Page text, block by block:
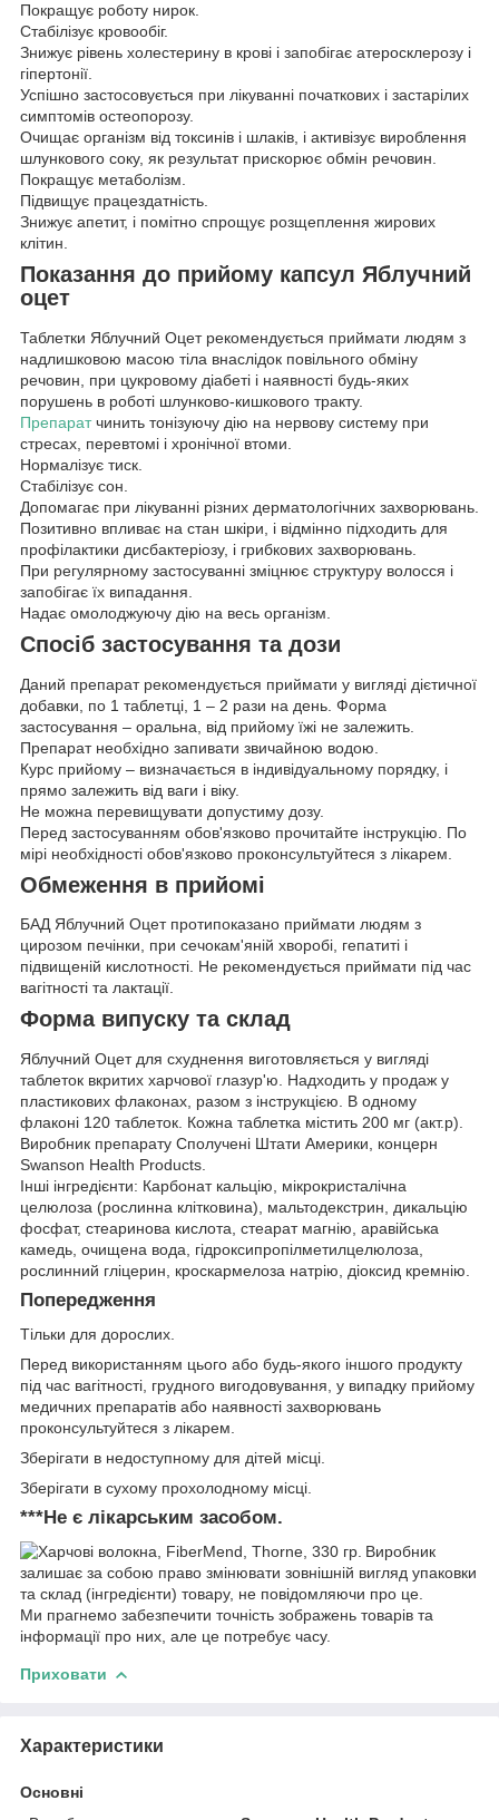
Покращує роботу нирок.
Стабілізує кровообіг.
Знижує рівень холестерину в крові і запобігає атеросклерозу і
гіпертонії.
Успішно застосовується при лікуванні початкових і застарілих
симптомів остеопорозу.
Очищає організм від токсинів і шлаків, і активізує вироблення
шлункового соку, як результат прискорює обмін речовин.
Покращує метаболізм.
Підвищує працездатність.
Знижує апетит, і помітно спрощує розщеплення жирових
клітин.
Показання до прийому капсул Яблучний
оцет
Таблетки Яблучний Оцет рекомендується приймати людям з
надлишковою масою тіла внаслідок повільного обміну
речовин, при цукровому діабеті і наявності будь-яких
порушень в роботі шлунково-кишкового тракту.
Препаратчинить тонізуючу дію на нервову систему при
стресах, перевтомі і хронічної втоми.
Нормалізує тиск.
Стабілізує сон.
Допомагає при лікуванні різних дерматологічних захворювань.
Позитивно впливає на стан шкіри, і відмінно підходить для
профілактики дисбактеріозу, і грибкових захворювань.
При регулярному застосуванні зміцнює структуру волосся і
запобігає їх випадання.
Надає омолоджуючу дію на весь організм.
Спосіб застосування та дози
Даний препарат рекомендується приймати у вигляді дієтичної
добавки, по 1 таблетці, 1 – 2 рази на день. Форма
застосування – оральна, від прийому їжі не залежить.
Препарат необхідно запивати звичайною водою.
Курс прийому – визначається в індивідуальному порядку, і
прямо залежить від ваги і віку.
Не можна перевищувати допустиму дозу.
Перед застосуванням обов'язково прочитайте інструкцію. По
мірі необхідності обов'язково проконсультуйтеся з лікарем.
Обмеження в прийомі
БАД Яблучний Оцет протипоказано приймати людям з
цирозом печінки, при сечокам'яній хворобі, гепатиті і
підвищеній кислотності. Не рекомендується приймати під час
вагітності та лактації.
Форма випуску та склад
Яблучний Оцет для схуднення виготовляється у вигляді
таблеток вкритих харчової глазур'ю. Надходить у продаж у
пластикових флаконах, разом з інструкцією. В одному
флаконі 120 таблеток. Кожна таблетка містить 200 мг (акт.р).
Виробник препарату Сполучені Штати Америки, концерн
Swanson Health Products.
Інші інгредієнти: Карбонат кальцію, мікрокристалічна
целюлоза (рослинна клітковина), мальтодекстрин, дикальцію
фосфат, стеаринова кислота, стеарат магнію, аравійська
камедь, очищена вода, гідроксипропілметилцелюлоза,
рослинний гліцерин, кроскармелоза натрію, діоксид кремнію.
Попередження
Тільки для дорослих.
Перед використанням цього або будь-якого іншого продукту
під час вагітності, грудного вигодовування, у випадку прийому
медичних препаратів або наявності захворювань
проконсультуйтеся з лікарем.
Зберігати в недоступному для дітей місці.
Зберігати в сухому прохолодному місці.
***Не є лікарським засобом.
Виробник
залишає за собою право змінювати зовнішній вигляд упаковки
та склад (інгредієнти) товару, не повідомляючи про це.
Ми прагнемо забезпечити точність зображень товарів та
інформації про них, але це потребує часу.
Приховати
Характеристики
Основні